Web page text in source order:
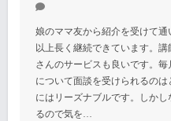
娘のママ友から紹介を受けて
以上長く継続できています。
さんのサービスも良いです。
について面談を受けられるの
にはリーズナブルです。しか
るので気を…